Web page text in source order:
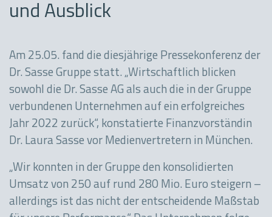
und Ausblick
Am 25.05. fand die diesjährige Pressekonferenz der
Dr. Sasse Gruppe statt. „Wirtschaftlich blicken
sowohl die Dr. Sasse AG als auch die in der Gruppe
verbundenen Unternehmen auf ein erfolgreiches
Jahr 2022 zurück“, konstatierte Finanzvorständin
Dr. Laura Sasse vor Medienvertretern in München.
„Wir konnten in der Gruppe den konsolidierten
Umsatz von 250 auf rund 280 Mio. Euro steigern –
allerdings ist das nicht der entscheidende Maßstab